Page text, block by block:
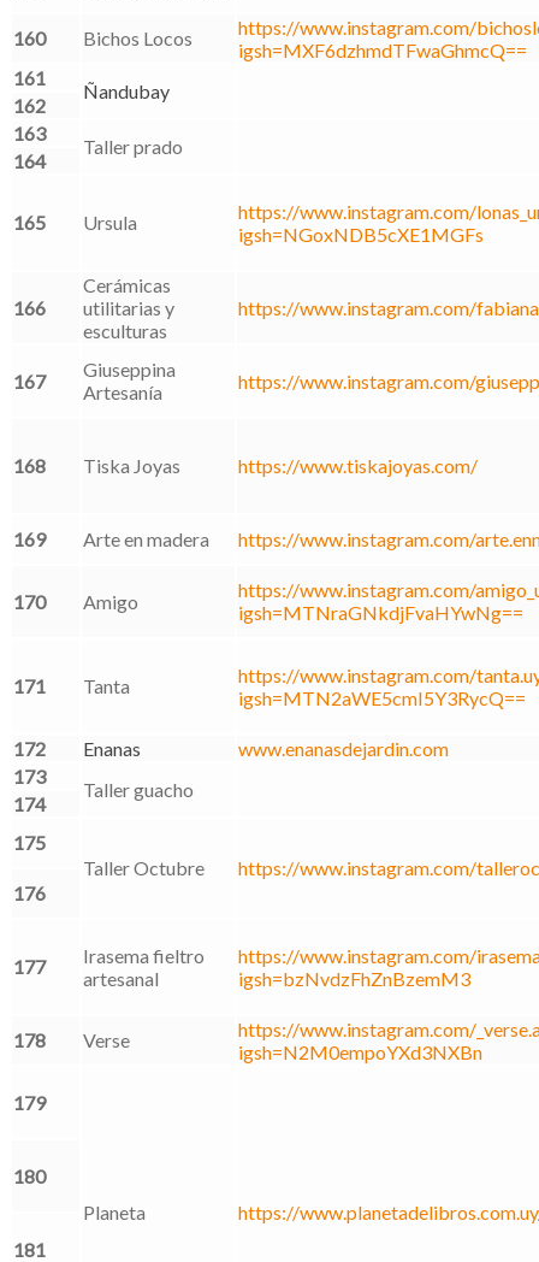
160 Bichos Locos
https://www.instagram.com/
igsh=MXF6dzhmdTFwaGhmcQ==
161
Ñandubay
162
163
Taller prado
164
165 Ursula
https://www.instagram.com/
igsh=NGoxNDB5cXE1MGFs
166
Cerámicas
utilitarias y
esculturas
https://www.instagram.com/
167
Giuseppina
Artesanía
https://www.instagram.com/
168 Tiska Joyas https://www.tiskajoyas.com/
169 Arte en madera https://www.instagram.com/
170 Amigo
https://www.instagram.com/
igsh=MTNraGNkdjFvaHYwNg==
171 Tanta
https://www.instagram.com/
igsh=MTN2aWE5cmI5Y3RycQ==
172 Enanas
www.enanasdejardin.com
173
Taller guacho
174
175
Taller Octubre
https://www.instagram.com/
176
177
Irasema fieltro
artesanal
https://www.instagram.com/
igsh=bzNvdzFhZnBzemM3
178 Verse
https://www.instagram.com/
igsh=N2M0empoYXd3NXBn
179
Planeta https://
180
181